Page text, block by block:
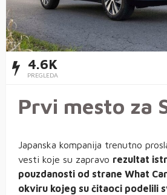
4.6K
PREGLEDA
Prvi mesto za
Japanska kompanija trenutno
vesti koje su zapravo rezultat
pouzdanosti od strane What
okviru kojeg su čitaoci podelili